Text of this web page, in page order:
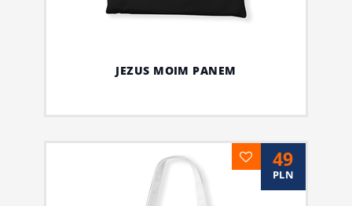
JEZUS MOIM PANEM
49
PLN